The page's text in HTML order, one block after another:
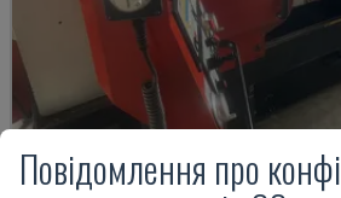
EMCOMAT 200X1000
Повідомлення про